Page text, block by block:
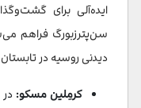
ایده‌آلی برای
سن‌پترزبورگ فراهم
دیدنی روسیه در
کرمِلین مسکو: